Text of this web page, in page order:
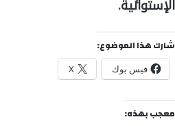
الإستوائية.
شارك هذا الموضوع:
فيس بوك X
معجب بهذه: